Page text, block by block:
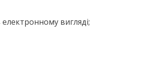
електронному вигляді;